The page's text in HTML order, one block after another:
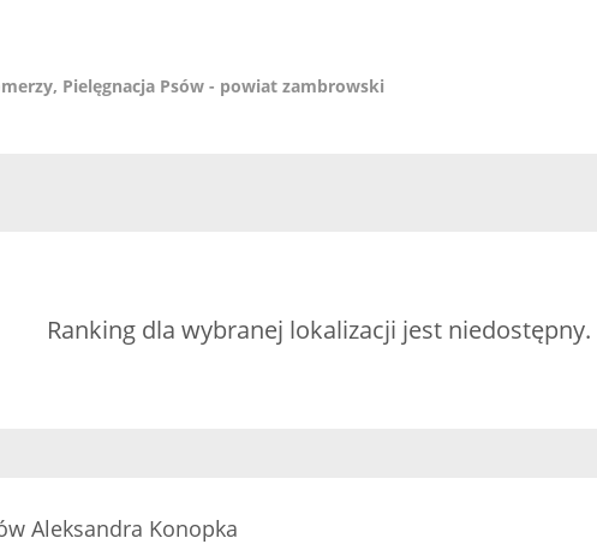
Pielęgnacja Psów - powiat zambrowski
Ranking dla wybranej lokalizacji jest niedostępny.
Aleksandra Konopka